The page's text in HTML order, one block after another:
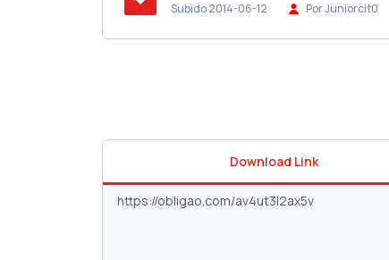
Subido 2014-06-12 Por Juniorcit0
Download Link